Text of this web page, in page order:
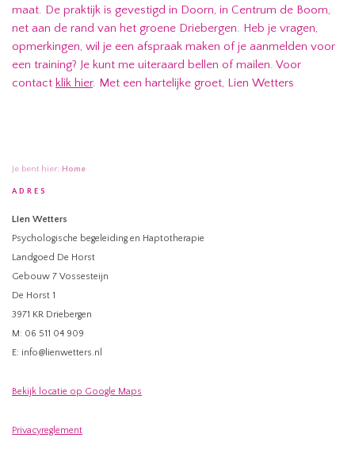
maat. De praktijk is gevestigd in Doorn, in Centrum de Boom,
net aan de rand van het groene Driebergen. Heb je vragen,
opmerkingen, wil je een afspraak maken of je aanmelden voor
een training? Je kunt me uiteraard bellen of mailen. Voor
contact klik hier. Met een hartelijke groet, Lien Wetters
Je bent hier: Home
ADRES
Lien Wetters
Psychologische begeleiding en Haptotherapie
Landgoed De Horst
Gebouw 7 Vossesteijn
De Horst 1
3971 KR Driebergen
M: 06 511 04 909
E: info@lienwetters.nl
Bekijk locatie op Google Maps
Privacyreglement